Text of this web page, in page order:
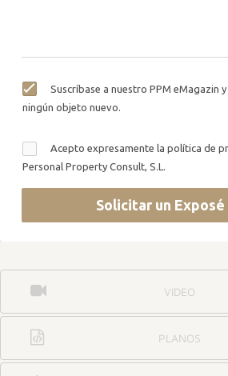
Suscríbase a nuestro PPM eMagazin
ningún objeto nuevo.
Acepto expresamente la política de
Personal Property Consult, S.L.
Solicitar un Exposé
VIDEO
PLANOS